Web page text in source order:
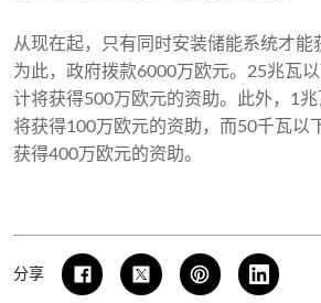
从现在起，只有同时安装储能系统才能
为此，政府拨款6000万欧元。25兆瓦
计将获得500万欧元的资助。此外，1
将获得100万欧元的资助，而50千瓦以
获得400万欧元的资助。
分享